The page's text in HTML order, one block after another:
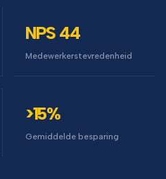
NPS 44
Medewerkerstevredenheid
>15%
Gemiddelde besparing